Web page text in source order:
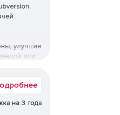
улучшая
или
на 3 года